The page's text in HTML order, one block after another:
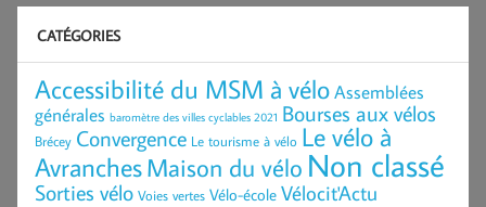
CATÉGORIES
Accessibilité du MSM à véloAssemblées
générales baromètre des villes cyclables 2021 Bourses aux vélos
Brécey Convergence Le tourisme à vélo Le vélo à
AvranchesMaison du vélo Non classé
Sorties vélo Voies vertes Vélo-école Vélocit'Actu